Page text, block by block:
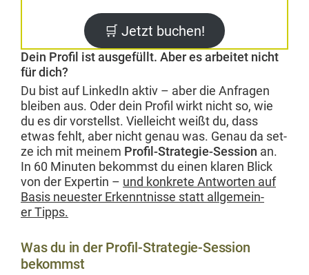
🛒 Jet­zt buchen!
Dein Profil ist ausgefüllt. Aber es arbeitet nicht
für dich?
Du bist auf LinkedIn aktiv – aber die Anfra­gen
bleiben aus. Oder dein Pro­fil wirkt nicht so, wie
du es dir vorstellst. Vielle­icht weißt du, dass
etwas fehlt, aber nicht genau was. Genau da set­
ze ich mit meinem Pro­fil-Strate­gie-Ses­sion an.
In 60 Minuten bekommst du einen klaren Blick
von der Exper­tin – und konkrete Antworten auf
Basis neuester Erken­nt­nisse statt all­ge­mein­
er Tipps.
Was du in der Profil-Strategie-Session
bekommst